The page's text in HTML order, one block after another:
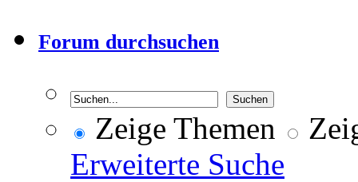
Forum durchsuchen
Zeige Themen
Erweiterte Suche